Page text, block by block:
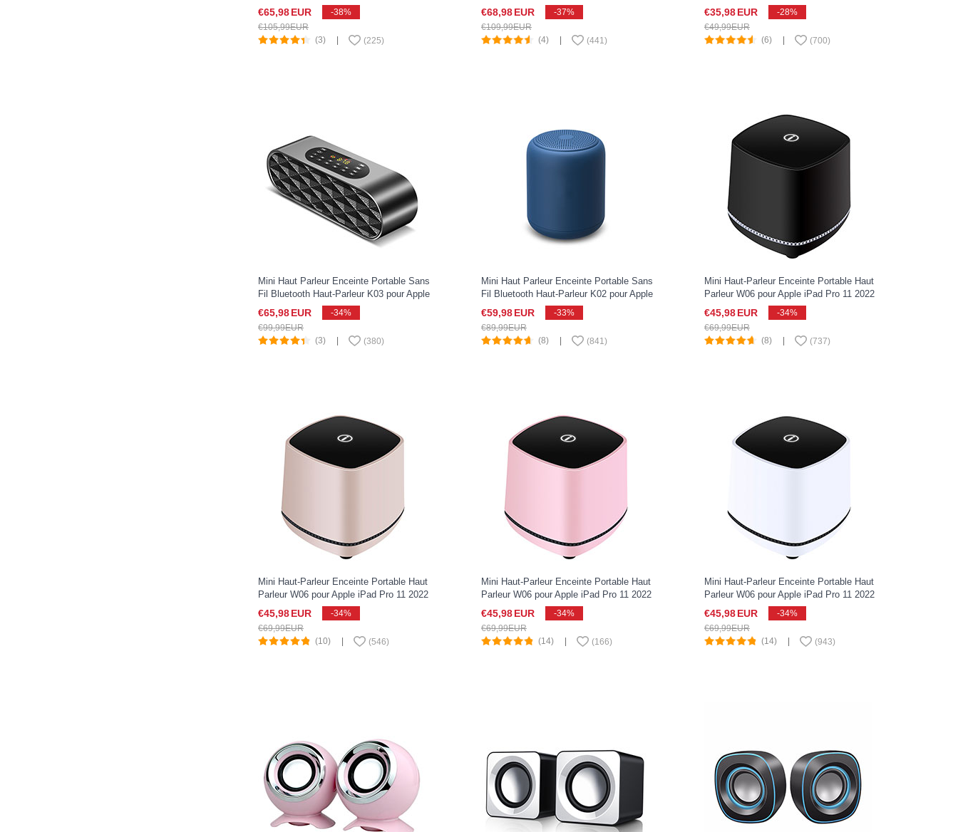
iPad Pro 11 2022 Noir
€65,98EUR
-38%
€105,99EUR
(3)
(225)
iPad Pro 11 2022 Noir
€68,98EUR
-37%
€109,99EUR
(4)
(441)
iPad Pro 11 2022 Noir
€35,98EUR
-28%
€49,99EUR
(6)
(700)
Mini Haut Parleur Enceinte Portable Sans
Fil Bluetooth Haut-Parleur K03 pour Apple
iPad Pro 11 2022 Noir
€65,98EUR
-34%
€99,99EUR
(3)
(380)
Mini Haut Parleur Enceinte Portable Sans
Fil Bluetooth Haut-Parleur K02 pour Apple
iPad Pro 11 2022 Bleu
€59,98EUR
-33%
€89,99EUR
(8)
(841)
Mini Haut-Parleur Enceinte Portable Haut
Parleur W06 pour Apple iPad Pro 11 2022
Noir
€45,98EUR
-34%
€69,99EUR
(8)
(737)
Mini Haut-Parleur Enceinte Portable Haut
Parleur W06 pour Apple iPad Pro 11 2022
Or
€45,98EUR
-34%
€69,99EUR
(10)
(546)
Mini Haut-Parleur Enceinte Portable Haut
Parleur W06 pour Apple iPad Pro 11 2022
Rose
€45,98EUR
-34%
€69,99EUR
(14)
(166)
Mini Haut-Parleur Enceinte Portable Haut
Parleur W06 pour Apple iPad Pro 11 2022
Blanc
€45,98EUR
-34%
€69,99EUR
(14)
(943)